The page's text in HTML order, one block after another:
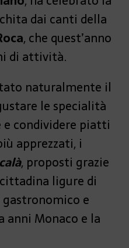
dai canti della
, che quest’anno
di attività.
naturalmente il
le specialità
e condividere piatti
apprezzati, i
, proposti grazie
ligure di
e
anni Monaco e la